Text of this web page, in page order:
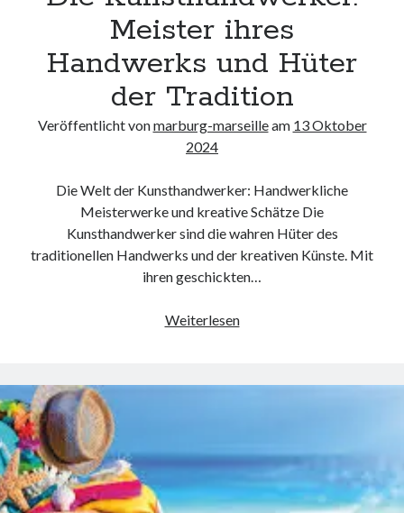
kunst und handwerk
nordsee urlaub
privatumzug
rollstuhlgerechte ferienwohnung
seniorenreisen
unterkunft
unterkünfte
websiten
wordpress
Meister ihres
Handwerks und Hüter
der Tradition
Veröffentlicht vonmarburg-marseilleam 13 Oktober
2024
Die Welt der Kunsthandwerker: Handwerkliche
Meisterwerke und kreative Schätze Die
Kunsthandwerker sind die wahren Hüter des
traditionellen Handwerks und der kreativen Künste. Mit
ihren geschickten…
WeiterlesenDie
ihres
der
Tradition